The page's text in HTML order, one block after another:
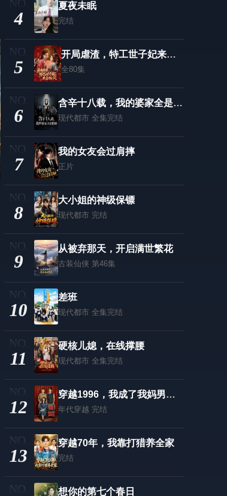
4
夏夜未眠
完结
5
开局虐渣，特工世子妃来自现代
全80集
6
含辛十八载，我的婆家全是假的
现代都市 全集完结
7
我的女友会过肩摔
正片
8
大小姐的神级保镖
现代都市 完结
9
从被弃那天，开启满世繁花
古装仙侠 第46集
10
差班
现代都市 全集完结
11
硬核儿媳，在线撑腰
现代都市 全集完结
12
穿越1996，我成了我妈男闺蜜
年代穿越 完结
13
穿越70年，我靠打猎养全家
完结
想你的第七个春日